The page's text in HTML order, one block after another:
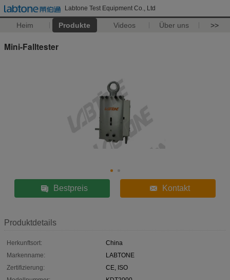
Labtone Test Equipment Co., Ltd
Heim Produkte Videos Über uns >>
Mini-Falltester
Bestpreis Kontakt
Produktdetails
Herkunftsort:
China
Markenname:
LABTONE
Zertifizierung:
CE, ISO